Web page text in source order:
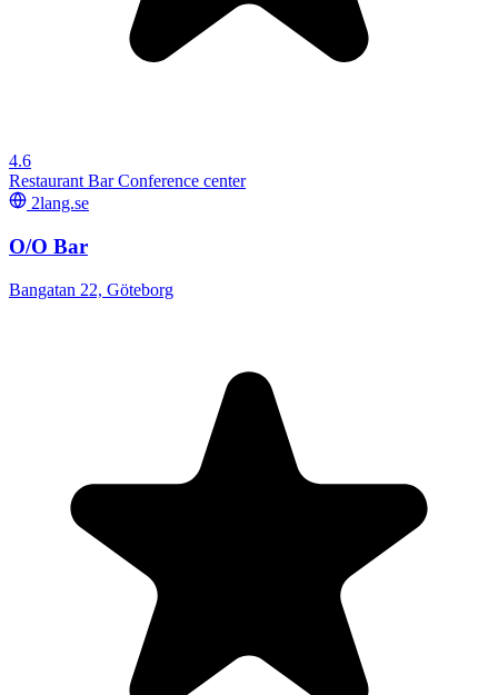
4.6
Restaurant BarConference center
2lang.se
O/O Bar
Bangatan 22, Göteborg